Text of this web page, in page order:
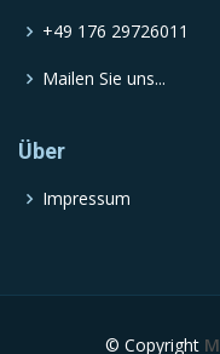
+49 176 29726011
Mailen Sie uns...
Über
Impressum
© Copyright